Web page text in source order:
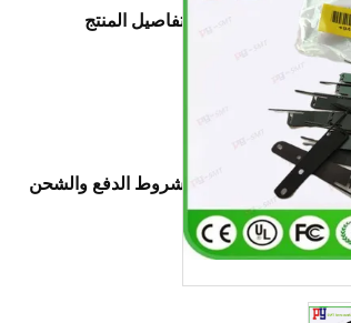
تفاصيل المنتج
شروط الدفع والشحن